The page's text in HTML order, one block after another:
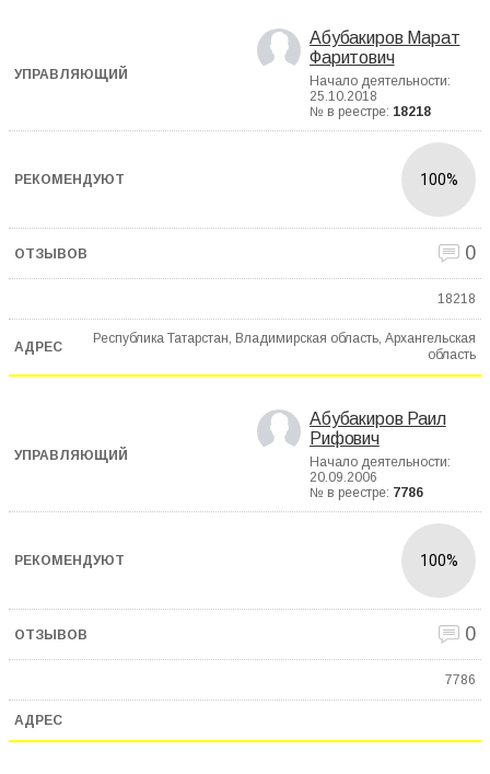
Абубакиров Марат
Фаритович
Начало деятельности:
25.10.2018
№ в реестре: 18218
100%
0
18218
Республика Татарстан, Владимирская область, Архангельская
область
Абубакиров Раил
Рифович
Начало деятельности:
20.09.2006
№ в реестре: 7786
100%
0
7786